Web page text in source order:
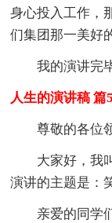
身心投入工作，
们集团那一美好
我的演讲完
人生的演讲稿 篇5
尊敬的各位
大家好，我
演讲的主题是：
亲爱的同学